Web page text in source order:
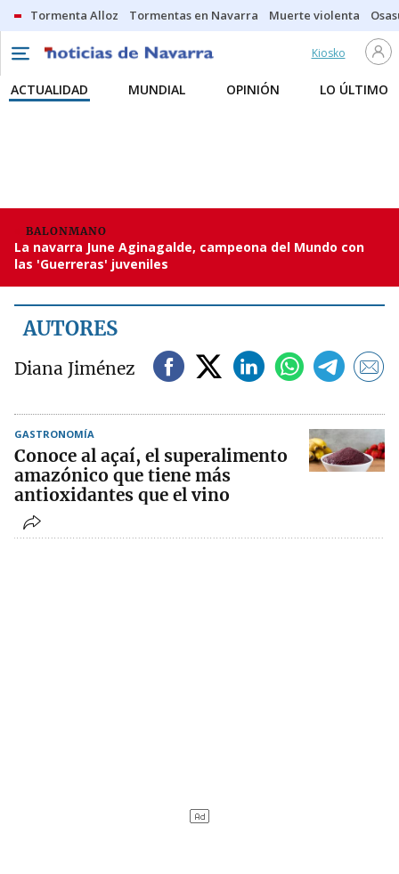
Tormenta Alloz Tormentas en Navarra Muerte violenta
Kiosko
ACTUALIDAD MUNDIAL OPINIÓN LO ÚLTIMO
BALONMANO
La navarra June Aginagalde, campeona del Mundo con
las 'Guerreras' juveniles
AUTORES
Diana Jiménez
GASTRONOMÍA
Conoce al açaí, el superalimento
amazónico que tiene más
antioxidantes que el vino